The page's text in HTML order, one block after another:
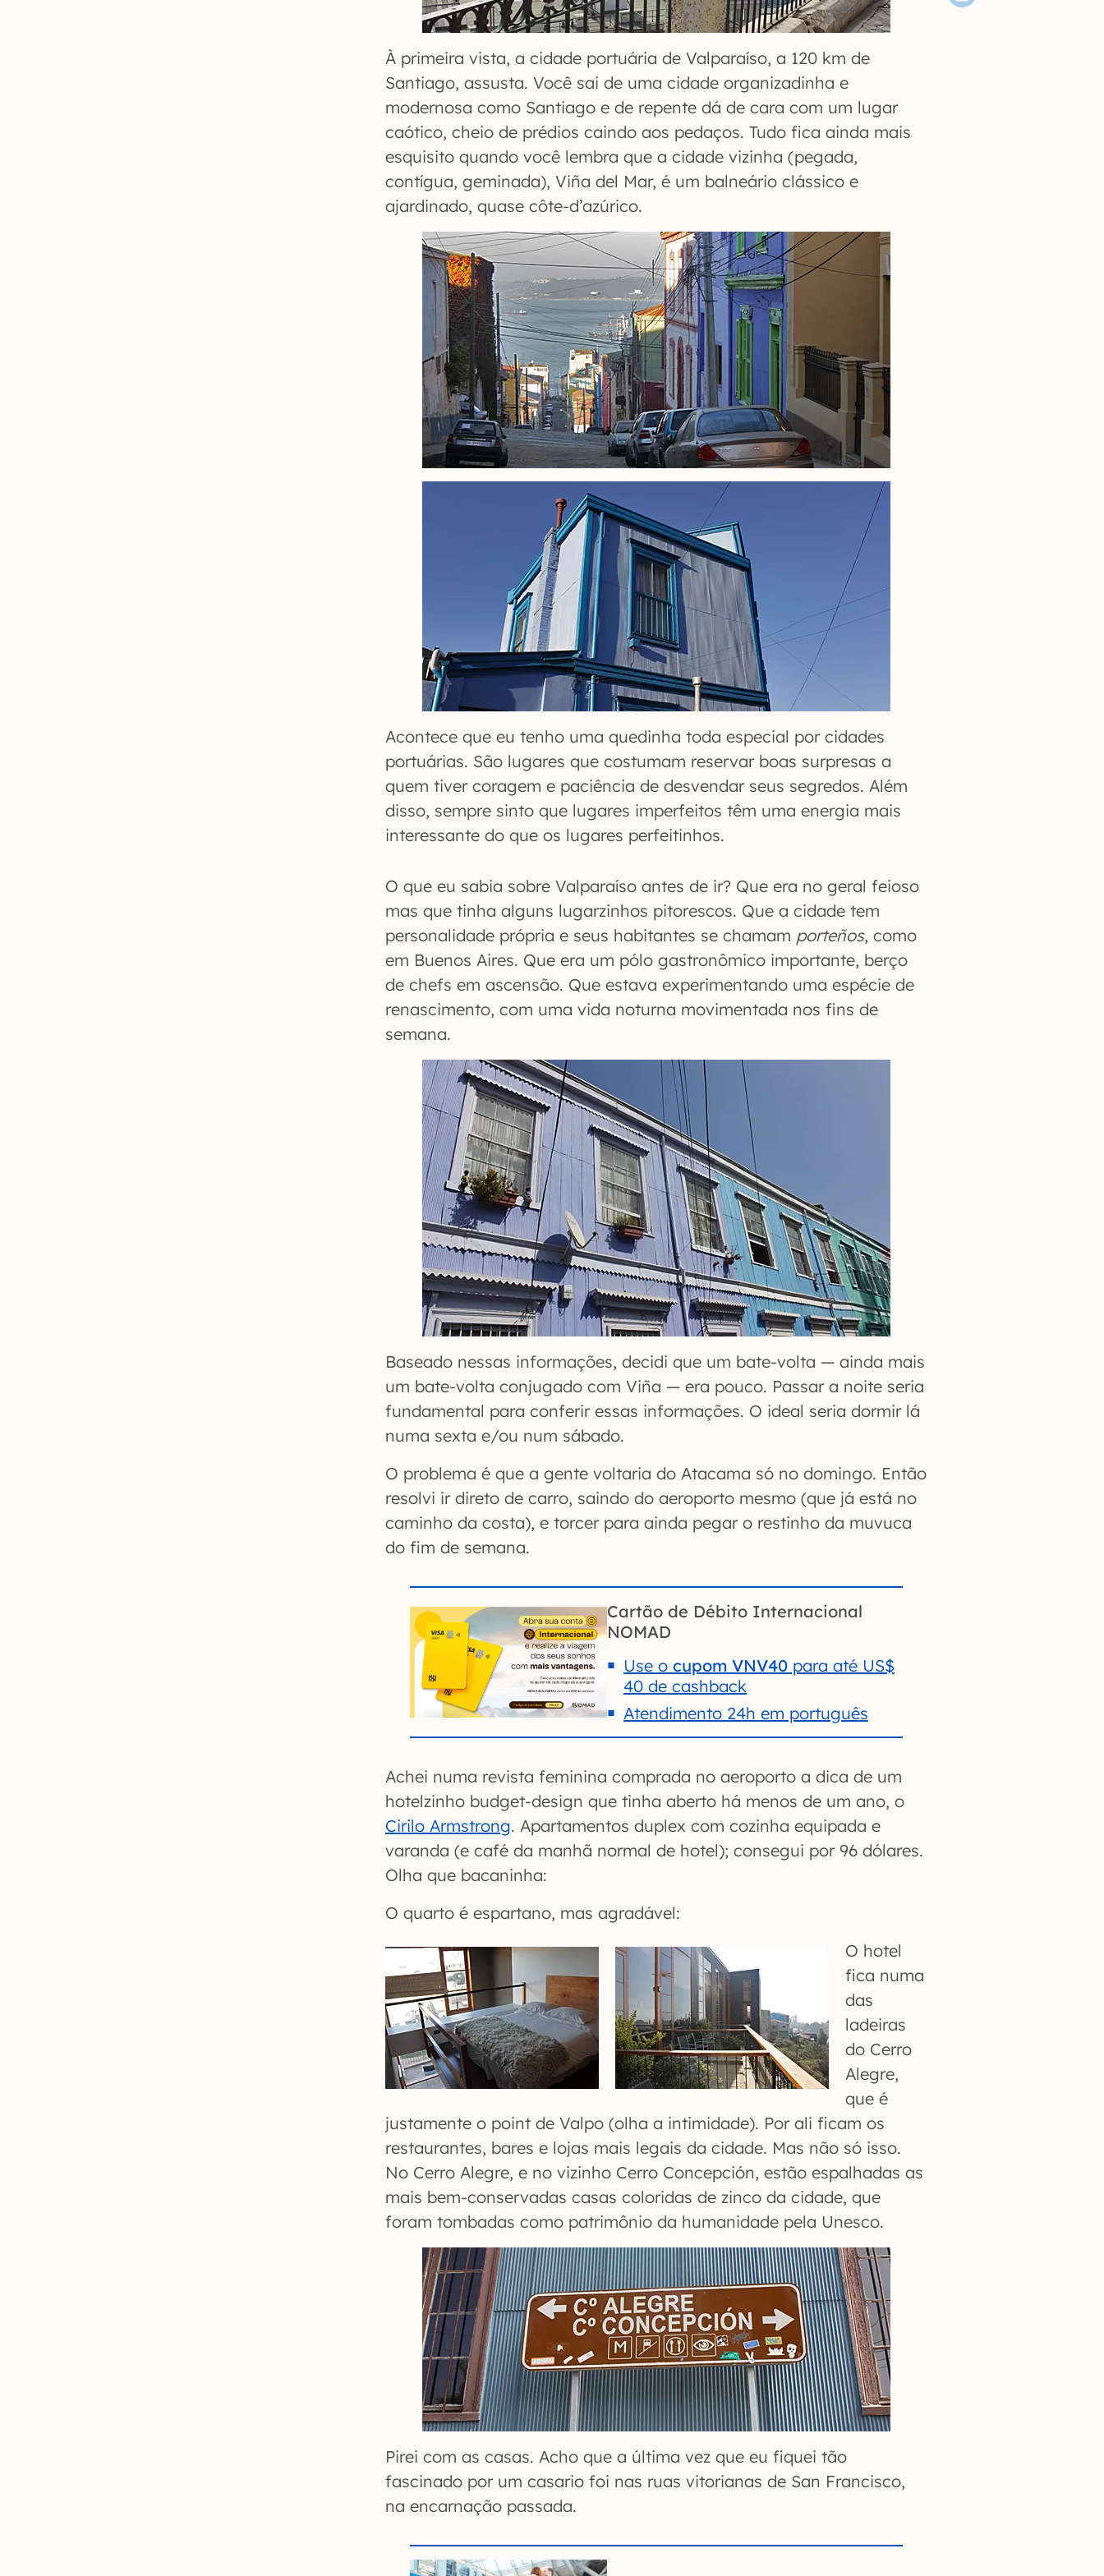
À primeira vista, a cidade portuária de Valparaíso, a 120 km de
Santiago, assusta. Você sai de uma cidade organizadinha e
modernosa como Santiago e de repente dá de cara com um lugar
caótico, cheio de prédios caindo aos pedaços. Tudo fica ainda mais
esquisito quando você lembra que a cidade vizinha (pegada,
contígua, geminada), Viña del Mar, é um balneário clássico e
ajardinado, quase côte-d’azúrico.
Acontece que eu tenho uma quedinha toda especial por cidades
portuárias. São lugares que costumam reservar boas surpresas a
quem tiver coragem e paciência de desvendar seus segredos. Além
disso, sempre sinto que lugares imperfeitos têm uma energia mais
interessante do que os lugares perfeitinhos.
O que eu sabia sobre Valparaíso antes de ir? Que era no geral feioso
mas que tinha alguns lugarzinhos pitorescos. Que a cidade tem
personalidade própria e seus habitantes se chamam porteños, como
em Buenos Aires. Que era um pólo gastronômico importante, berço
de chefs em ascensão. Que estava experimentando uma espécie de
renascimento, com uma vida noturna movimentada nos fins de
semana.
Baseado nessas informações, decidi que um bate-volta — ainda mais
um bate-volta conjugado com Viña — era pouco. Passar a noite seria
fundamental para conferir essas informações. O ideal seria dormir lá
numa sexta e/ou num sábado.
O problema é que a gente voltaria do Atacama só no domingo. Então
resolvi ir direto de carro, saindo do aeroporto mesmo (que já está no
caminho da costa), e torcer para ainda pegar o restinho da muvuca
do fim de semana.
Cartão de Débito Internacional
NOMAD
Use o cupom VNV40 para até US$
40 de cashback
Atendimento 24h em português
Achei numa revista feminina comprada no aeroporto a dica de um
hotelzinho budget-design que tinha aberto há menos de um ano, o
Cirilo Armstrong. Apartamentos duplex com cozinha equipada e
varanda (e café da manhã normal de hotel); consegui por 96 dólares.
Olha que bacaninha:
O quarto é espartano, mas agradável:
O hotel
fica numa
das
ladeiras
do Cerro
Alegre,
que é
justamente o point de Valpo (olha a intimidade). Por ali ficam os
restaurantes, bares e lojas mais legais da cidade. Mas não só isso.
No Cerro Alegre, e no vizinho Cerro Concepción, estão espalhadas as
mais bem-conservadas casas coloridas de zinco da cidade, que
foram tombadas como patrimônio da humanidade pela Unesco.
Pirei com as casas. Acho que a última vez que eu fiquei tão
fascinado por um casario foi nas ruas vitorianas de San Francisco,
na encarnação passada.